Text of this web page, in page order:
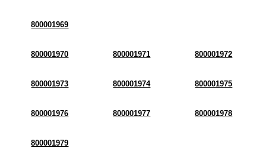
800001969
800001970 800001971 800001972
800001973 800001974 800001975
800001976 800001977 800001978
800001979